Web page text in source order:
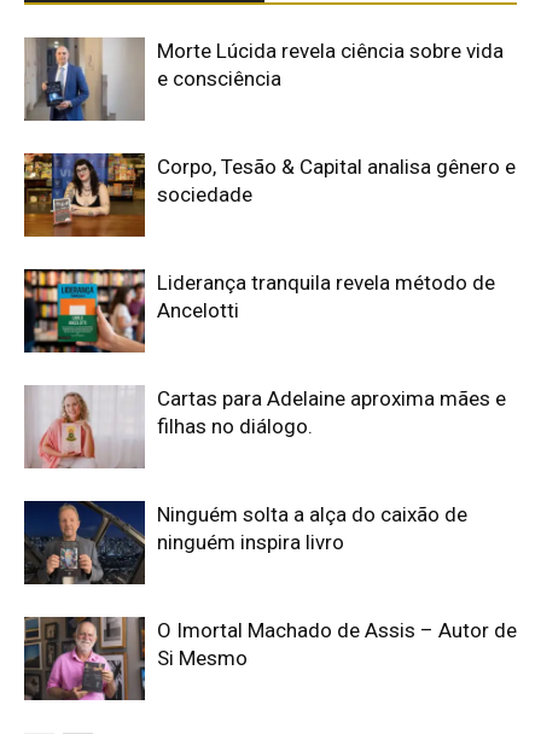
Morte Lúcida revela ciência sobre vida
e consciência
Corpo, Tesão & Capital analisa gênero e
sociedade
Liderança tranquila revela método de
Ancelotti
Cartas para Adelaine aproxima mães e
filhas no diálogo.
Ninguém solta a alça do caixão de
ninguém inspira livro
O Imortal Machado de Assis – Autor de
Si Mesmo